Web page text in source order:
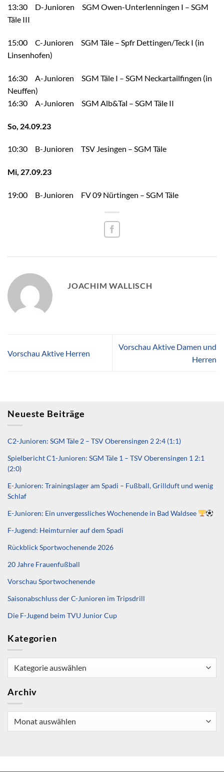
13:30 D-Junioren SGM Owen-Unterlenningen I – SGM
Täle III
15:00 C-Junioren SGM Täle – Spfr Dettingen/Teck I (in
Linsenhofen)
16:30 A-Junioren SGM Täle I – SGM Neckartailfingen (in
Neuffen)
16:30 A-Junioren SGM Alb&Tal – SGM Täle II
So, 24.09.23
10:30 B-Junioren TSV Jesingen – SGM Täle
Mi, 27.09.23
19:00 B-Junioren FV 09 Nürtingen – SGM Täle
JOACHIM WALLISCH
Vorschau Aktive Herren
Vorschau Aktive Damen und
Herren
Neueste Beiträge
C2-Junioren: SGM Täle 2 – TSV Oberensingen 2 2:4 (1:1)
Spielbericht C1-Junioren: SGM Täle 1 – TSV Oberensingen 1 2:1
(2:0)
E-Junioren: Trainingslager am Spadi – Fußball, Grillduft und wenig
Schlaf
E-Junioren: Ein unvergessliches Wochenende in Bad Waldsee
F-Jugend: Heimturnier auf dem Spadi
Rückblick Sportwochenende 2026
20 Jahre Frauenfußball
Vorschau Sportwochenende
Saisonabschluss der C-Junioren im Tripsdrill
Die F-Jugend beim TVU Junior Cup
Kategorien
Archiv